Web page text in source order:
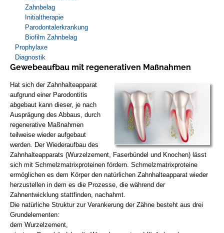
Zahnbelag
Initialtherapie
Parodontalerkrankung
Biofilm Zahnbelag
Prophylaxe
Diagnostik
Gewebeaufbau mit regenerativen Maßnahmen
Hat sich der Zahnhalteapparat
aufgrund einer Parodontitis
abgebaut kann dieser, je nach
Ausprägung des Abbaus, durch
regenerative Maßnahmen
teilweise wieder aufgebaut
werden. Der Wiederaufbau des
Zahnhalteapparats (Wurzelzement, Faserbündel und Knochen) lässt
sich mit Schmelzmatrixproteinen fördern. Schmelzmatrixproteine
ermöglichen es dem Körper den natürlichen Zahnhalteapparat wieder
herzustellen in dem es die Prozesse, die während der
Zahnentwicklung stattfinden, nachahmt.
Die natürliche Struktur zur Verankerung der Zähne besteht aus drei
Grundelementen:
dem Wurzelzement,